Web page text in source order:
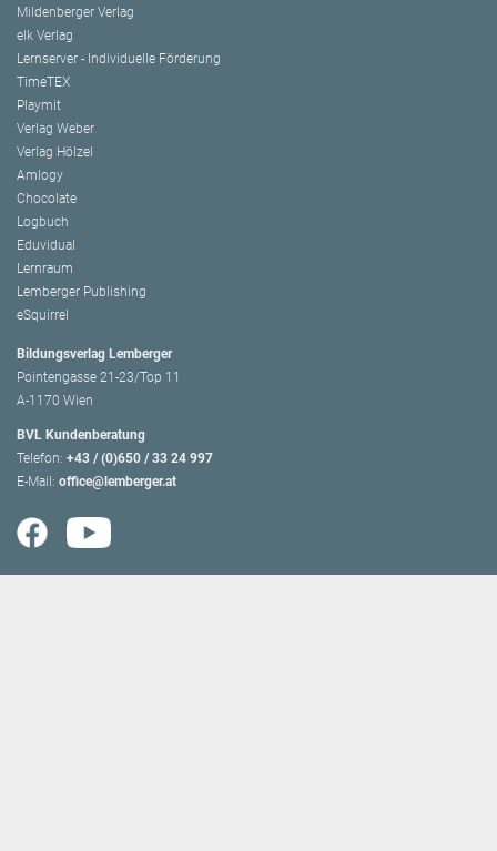
Mildenberger Verlag
elk Verlag
Lernserver - Individuelle Förderung
TimeTEX
Playmit
Verlag Weber
Verlag Hölzel
Amlogy
Chocolate
Logbuch
Eduvidual
Lernraum
Lemberger Publishing
eSquirrel
Bildungsverlag Lemberger
Pointengasse 21-23/Top 11
A-1170 Wien
BVL Kundenberatung
Telefon: +43 / (0)650 / 33 24 997
E-Mail: office@lemberger.at